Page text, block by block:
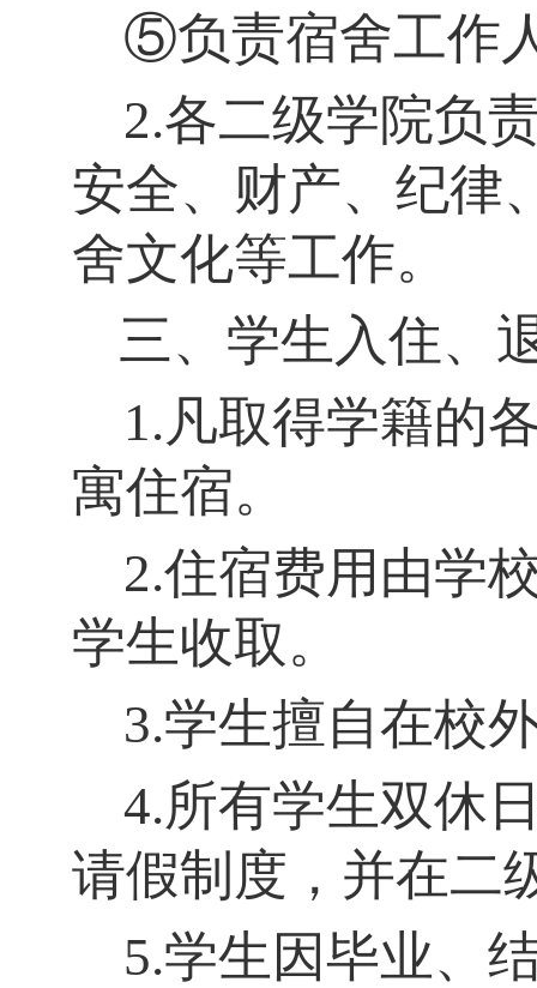
⑤负责宿舍工作
2.各二级学院负
安全、财产、纪律
舍文化等工作。
三、学生入住、
1.凡取得学籍的
寓住宿。
2.住宿费用由学
学生收取。
3.学生擅自在校
4.所有学生双休
请假制度，并在二
5.学生因毕业、